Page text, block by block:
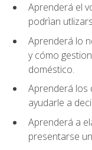
Aprenderá el
podrìan
Aprenderá lo
y cómo
doméstico.
Aprenderá los
ayudarle a
Aprenderá a
presentarse